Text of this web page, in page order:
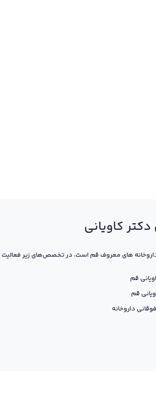
دکتر کاویانی
داروخانه های معروف قم است، در تخصص‌های زیر فعالیت
قم
قم
داروخانه